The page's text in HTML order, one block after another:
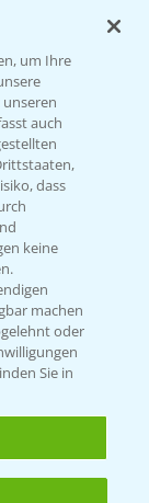
um Ihre
auch
dass
keine
machen
oder
Sie in